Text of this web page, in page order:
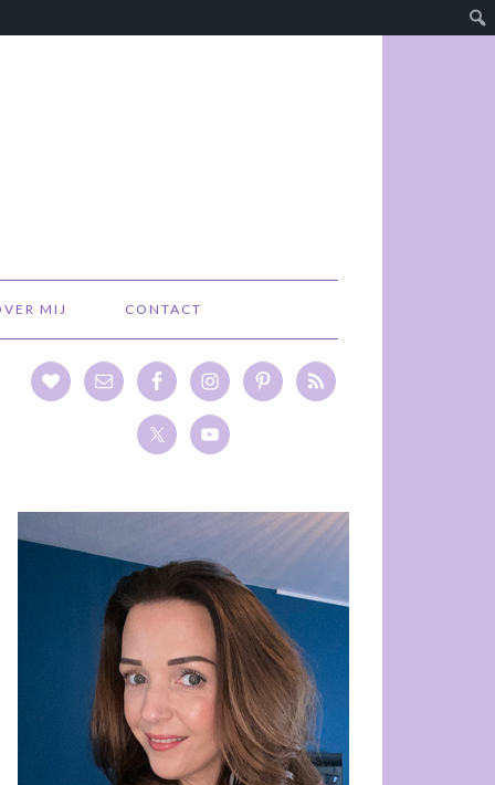
MIJ CONTACT